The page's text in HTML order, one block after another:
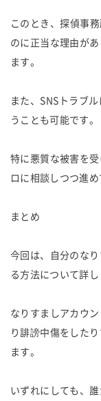
このとき、探偵事
のに正当な理由が
ます。
また、SNSトラブ
うことも可能です。
特に悪質な被害を
ロに相談しつつ進
まとめ
今回は、自分のな
る方法について詳し
なりすましアカウ
り誹謗中傷をした
ます。
いずれにしても、